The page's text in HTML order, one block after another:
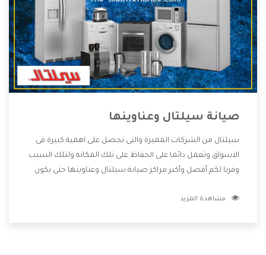
صيانة سيلتال وعناوينها
سيلتال من الشركات المميزة والتى تحصل على اهمية كبيرة فى
الاسواق وتعمل دائما على الحفاظ على تلك المكانه ولتلك السبب
وفرنا لكم أفضل وأكبر مراكز صيانة سيلتال وعناوينها حتى يكون
دون اى ازعاج كما أننا نهتم بكل ما يحتاجه المستهلك لكى نحافظ
مشاهدة المزيد